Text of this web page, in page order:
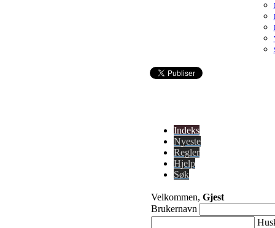
Indeks
Nyeste
Regler
Hjelp
Søk
Velkommen, Gjest
Brukernavn